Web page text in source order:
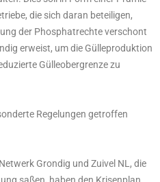
die sich daran beteiligen,
der Phosphatrechte verschont
erweist, um die Gülleproduktion
Gülleobergrenze zu
Regelungen getroffen
Grondig und Zuivel NL, die
saßen, haben den Krisenplan